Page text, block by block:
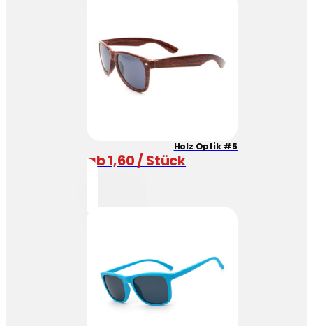
Holz Optik #5
ab 1,60 / Stück